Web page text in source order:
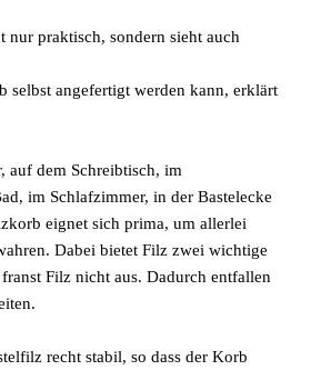
nur praktisch, sondern sieht auch
selbst angefertigt werden kann, erklärt
auf dem Schreibtisch, im
im Schlafzimmer, in der Bastelecke
eignet sich prima, um allerlei
Dabei bietet Filz zwei wichtige
Filz nicht aus. Dadurch entfallen
recht stabil, so dass der Korb